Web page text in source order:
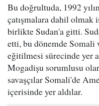
Bu doğrultuda, 1992
çatışmalara dahil olmak
birlikte Sudan'a gitti.
etti, bu dönemde Somali
eğitilmesi sürecinde yer
Mogadişu sorumlusu
savaşçılar Somali'de
içerisinde yer aldılar.